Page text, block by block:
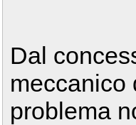
Dal
meccanico
problema